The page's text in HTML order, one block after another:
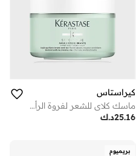
كيراستاس
ماسك كلاي للشعر لفروة الرأس الدهنية 250 مل
د.ك25.16
بريميوم